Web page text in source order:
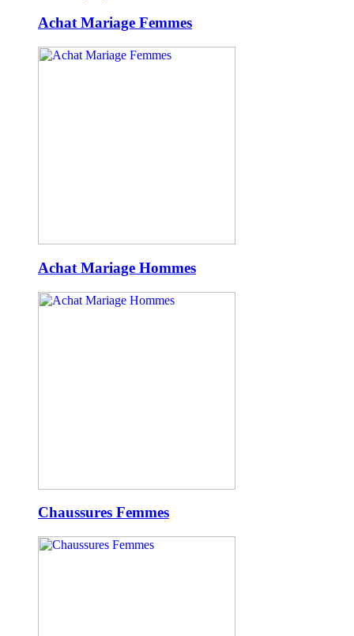
Achat Mariage Femmes
Achat Mariage Hommes
Chaussures Femmes